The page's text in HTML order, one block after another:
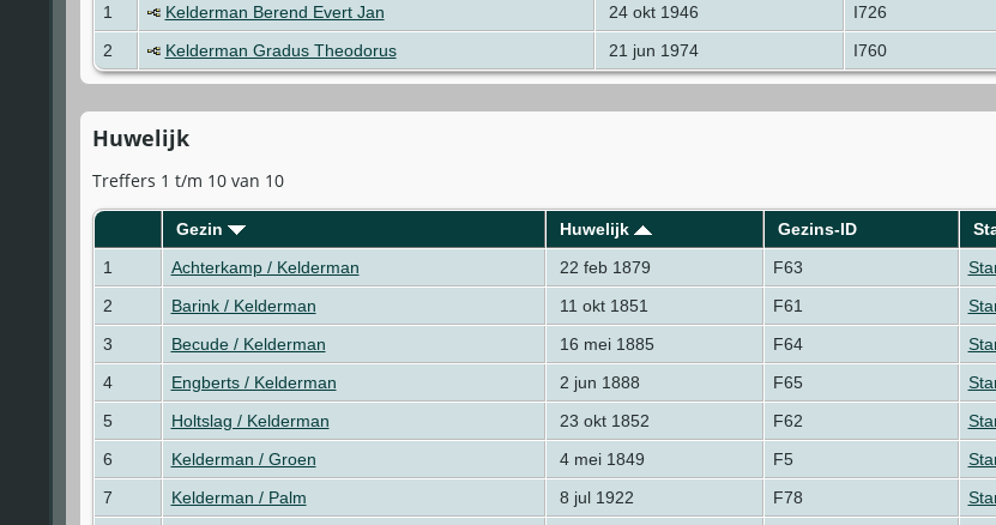
1
Kelderman Berend Evert Jan 24 okt 1946 I726
2
Kelderman Gradus Theodorus 21 jun 1974 I760
Huwelijk
Treffers 1 t/m 10 van 10
Gezin Huwelijk Gezins-ID
1
Achterkamp / Kelderman 22 feb 1879 F63
2
Barink / Kelderman 11 okt 1851 F61
3
Becude / Kelderman 16 mei 1885 F64
4
Engberts / Kelderman 2 jun 1888 F65
5
Holtslag / Kelderman 23 okt 1852 F62
6
Kelderman / Groen 4 mei 1849 F5
7
Kelderman / Palm 8 jul 1922 F78